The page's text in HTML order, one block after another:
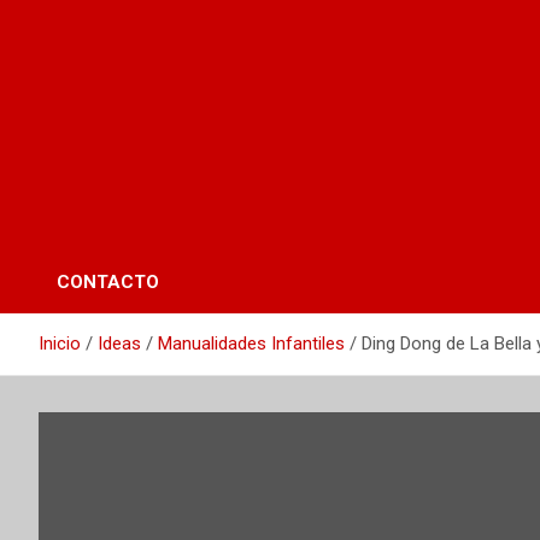
CONTACTO
Inicio Ideas Manualidades Infantiles Ding Dong de La